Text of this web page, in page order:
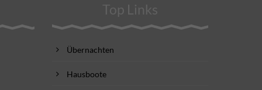
Top Links
Übernachten
Hausboote